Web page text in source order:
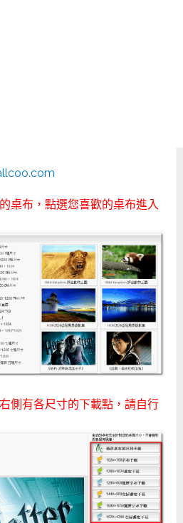
桌布，點選您喜歡的桌布進入
側有各尺寸的下載點，請自行